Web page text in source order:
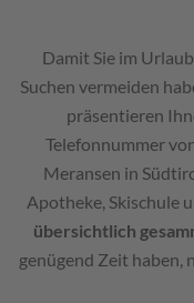
Damit Sie im
Suchen vermeiden
präsentieren
Telefonnummer
Meransen in
Apotheke, Skischule
übersichtlich
genügend Zeit haben,